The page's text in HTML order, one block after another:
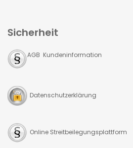
Sicherheit
AGB Kundeninformation
Datenschutzerklärung
Online Streitbeilegungsplattform